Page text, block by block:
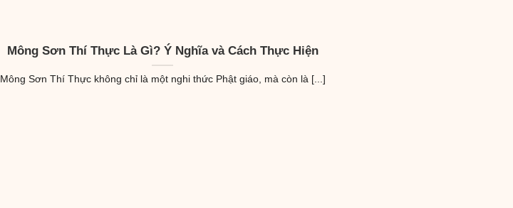
Mông Sơn Thí Thực Là Gì? Ý Nghĩa và Cách Thực Hiện
Mông Sơn Thí Thực không chỉ là một nghi thức Phật giáo, mà còn là [...]